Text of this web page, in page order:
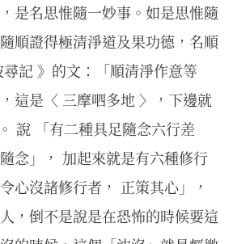
是名思惟隨一妙事。如是思惟隨
順證得極清淨道及果功德，名順
記 》的文：「順清淨作意等
這是〈 三摩呬多地 〉，下邊就
說 「有二種具足隨念六行差
念」， 加起來就是有六種修行
心沒諸修行者， 正策其心」，
，倒不是說是在恐怖的時候要這